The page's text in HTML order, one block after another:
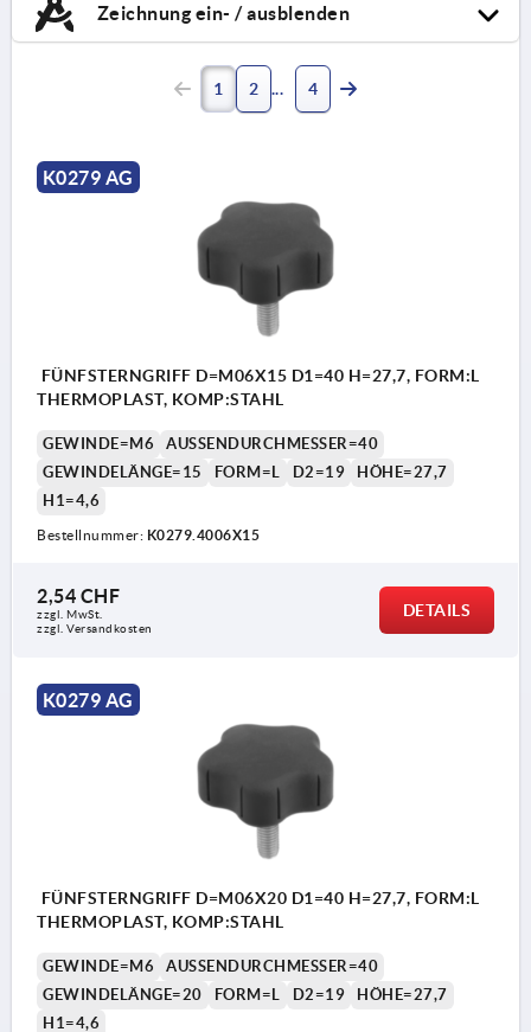
Zeichnung ein- / ausblenden
1 2 4
K0279 AG
FÜNFSTERNGRIFF D=M06X15 D1=40 H=27,7, FORM:L
THERMOPLAST, KOMP:STAHL
GEWINDE=M6
AUSSENDURCHMESSER=40
GEWINDELÄNGE=15
FORM=L D2=19
HÖHE=27,7
H1=4,6
Bestellnummer: K0279.4006X15
2,54 CHF
zzgl. MwSt.
zzgl. Versandkosten
DETAILS
K0279 AG
FÜNFSTERNGRIFF D=M06X20 D1=40 H=27,7, FORM:L
THERMOPLAST, KOMP:STAHL
GEWINDE=M6
AUSSENDURCHMESSER=40
GEWINDELÄNGE=20
FORM=L D2=19
HÖHE=27,7
H1=4,6